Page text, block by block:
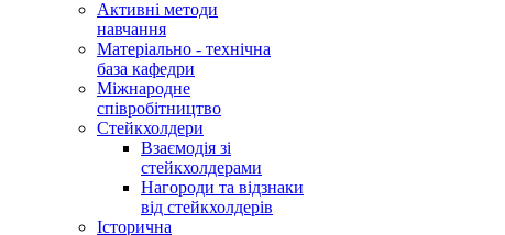
Активні методи
навчання
Матеріально - технічна
база кафедри
Міжнародне
співробітництво
Стейкхолдери
Взаємодія зі
стейкхолдерами
Нагороди та відзнаки
від стейкхолдерів
Історична